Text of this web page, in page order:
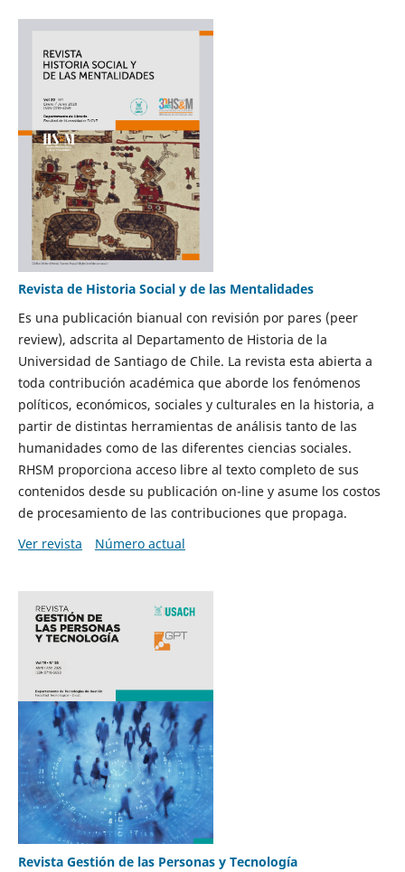
Revista de Historia Social y de las Mentalidades
Es una publicación bianual con revisión por pares (peer
review), adscrita al Departamento de Historia de la
Universidad de Santiago de Chile. La revista esta abierta a
toda contribución académica que aborde los fenómenos
políticos, económicos, sociales y culturales en la historia, a
partir de distintas herramientas de análisis tanto de las
humanidades como de las diferentes ciencias sociales.
RHSM proporciona acceso libre al texto completo de sus
contenidos desde su publicación on-line y asume los costos
de procesamiento de las contribuciones que propaga.
Ver revista
Número actual
Revista Gestión de las Personas y Tecnología